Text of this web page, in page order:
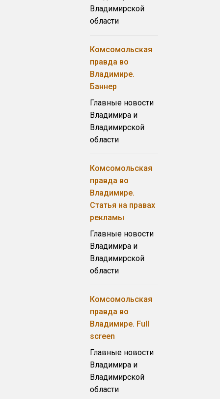
Владимирской
области
Комсомольская
правда во
Владимире.
Баннер
Главные новости
Владимира и
Владимирской
области
Комсомольская
правда во
Владимире.
Статья на правах
рекламы
Главные новости
Владимира и
Владимирской
области
Комсомольская
правда во
Владимире. Full
screen
Главные новости
Владимира и
Владимирской
области